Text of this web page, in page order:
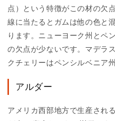
点）という特徴がこの材の欠
線に当たるとガムは他の色と
ります。ニューヨーク州とペ
の欠点が少ないです。マデラ
クチェリーはペンシルベニア州
アルダー
アメリカ西部地方で生産され